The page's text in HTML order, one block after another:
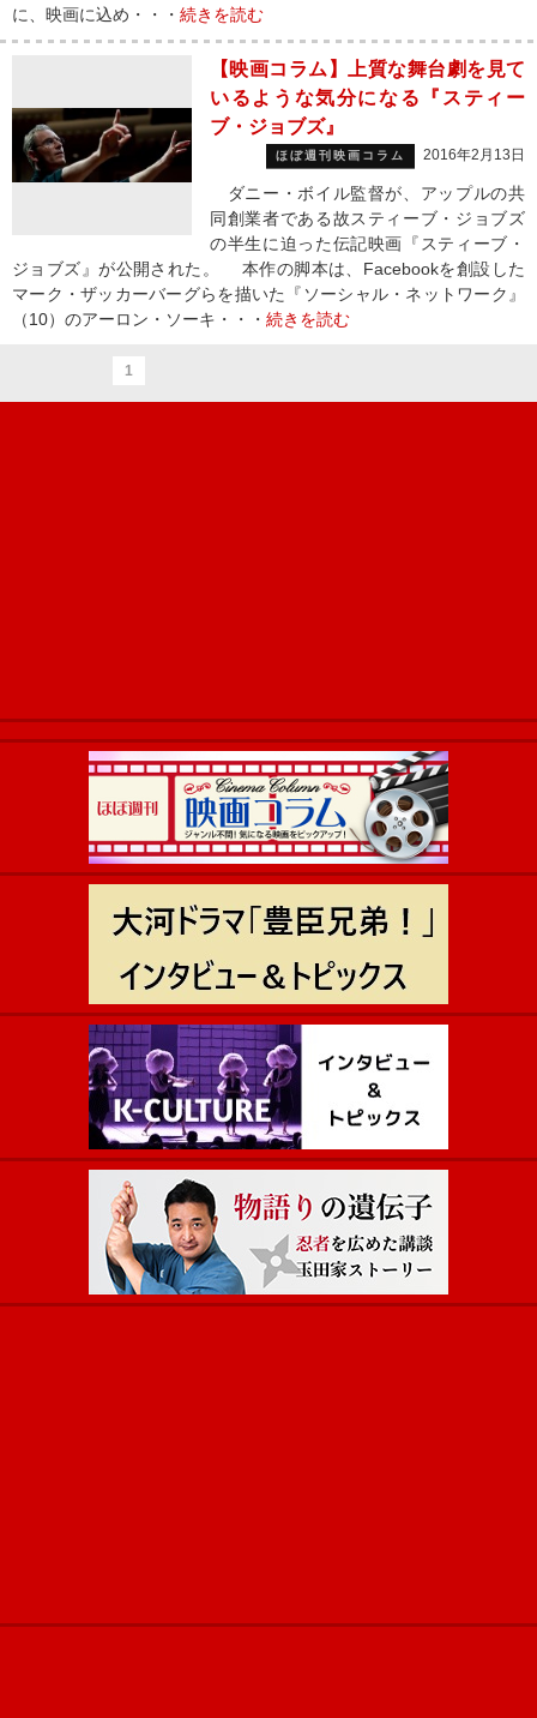
に、映画に込め・・・ 続きを読む
【映画コラム】上質な舞台劇を見て
いるような気分になる『スティー
ブ・ジョブズ』
ほぼ週刊映画コラム 2016年2月13日
ダニー・ボイル監督が、アップルの共
同創業者である故スティーブ・ジョブズ
の半生に迫った伝記映画『スティーブ・
ジョブズ』が公開された。 本作の脚本は、Facebookを創設した
マーク・ザッカーバーグらを描いた『ソーシャル・ネットワーク』
（10）のアーロン・ソーキ・・・ 続きを読む
1